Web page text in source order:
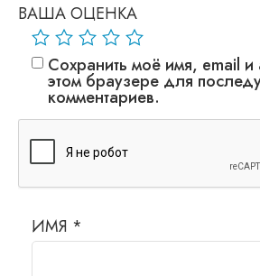
ВАША ОЦЕНКА
ИМЯ *
Сохранить моё имя, email и
этом браузере для
комментариев.